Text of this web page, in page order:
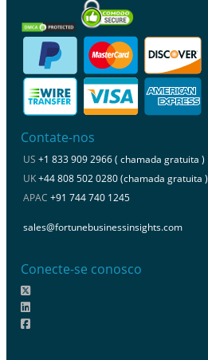
Contate-nos
US +1 833 909 2966 ( chamada gratuita )
UK+44 808 502 0280 (chamada gratuita )
APAC +91 744 740 1245
sales@fortunebusinessinsights.com
Conecte-se conosco